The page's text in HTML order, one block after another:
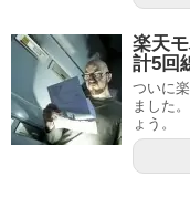
楽天
計5回
ついに
ました
ょう。